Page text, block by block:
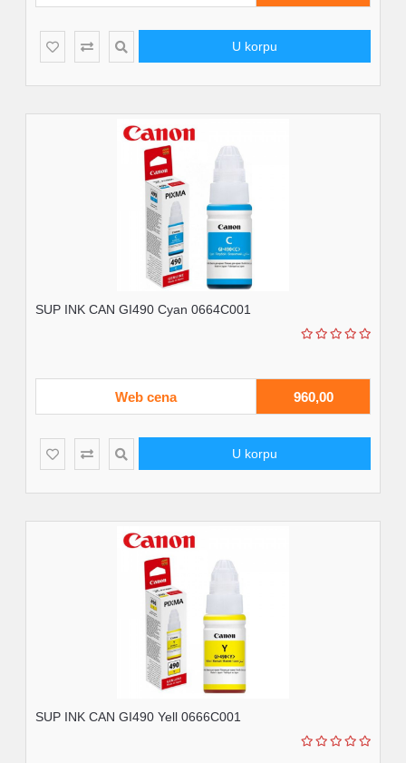
U korpu
SUP INK CAN GI490 Cyan 0664C001
Web cena 960,00
U korpu
SUP INK CAN GI490 Yell 0666C001